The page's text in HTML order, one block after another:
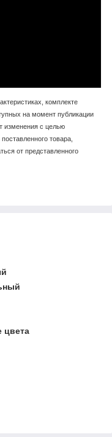
комплекте
на момент публикации
изменения с целью
товара,
от представленного
цвета